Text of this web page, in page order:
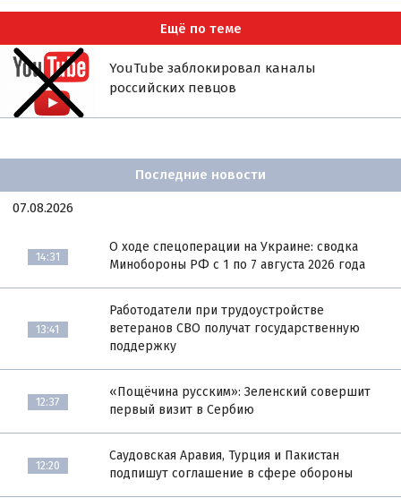
Ещё по теме
YouTube заблокировал каналы
российских певцов
Последние новости
07.08.2026
14:31
О ходе спецоперации на Украине: сводка
Минобороны РФ с 1 по 7 августа 2026 года
13:41
Работодатели при трудоустройстве
ветеранов СВО получат государственную
поддержку
12:37
«Пощёчина русским»: Зеленский совершит
первый визит в Сербию
12:20
Саудовская Аравия, Турция и Пакистан
подпишут соглашение в сфере обороны